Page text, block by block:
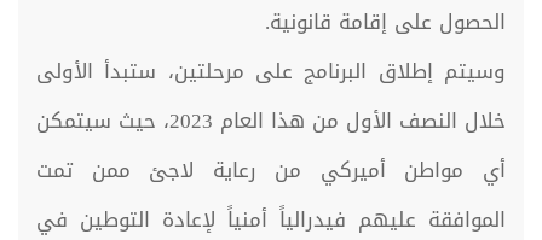
الحصول على إقامة قانونية.
وسيتم إطلاق البرنامج على مرحلتين، ستبدأ الأولى
خلال النصف الأول من هذا العام 2023، حيث سيتمكن
أي مواطن أميركي من رعاية لاجئ ممن تمت
الموافقة عليهم فيدرالياً أمنياً لإعادة التوطين في